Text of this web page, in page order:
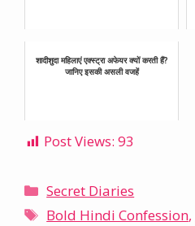
शादीशुदा महिलाएं एक्स्ट्रा अफेयर क्यों करती हैं?
जानिए इसकी असली वजहें
Post Views: 93
Categories
Secret Diaries
Tags
Bold Hindi Confession,